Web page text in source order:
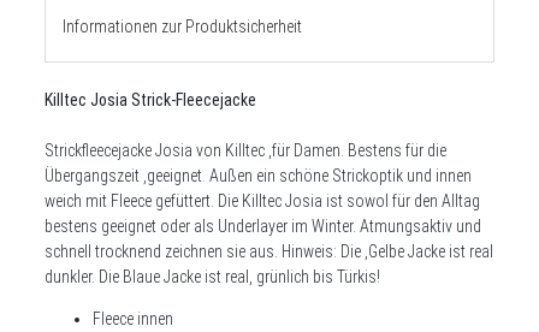
Informationen zur Produktsicherheit
Killtec Josia Strick-Fleecejacke
Strickfleecejacke Josia von Killtec ,für Damen. Bestens für die
Übergangszeit ,geeignet. Außen ein schöne Strickoptik und innen
weich mit Fleece gefüttert. Die Killtec Josia ist sowol für den Alltag
bestens geeignet oder als Underlayer im Winter. Atmungsaktiv und
schnell trocknend zeichnen sie aus. Hinweis: Die ,Gelbe Jacke ist real
dunkler. Die Blaue Jacke ist real, grünlich bis Türkis!
Fleece innen